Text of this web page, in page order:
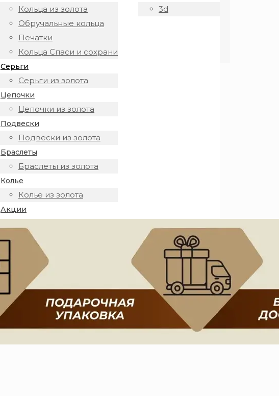
Кольца из золота
Обручальные кольца
Печатки
Кольца Спаси и сохрани
Серьги
Серьги из золота
Цепочки
Цепочки из золота
Подвески
Подвески из золота
Браслеты
Браслеты из золота
Колье
Колье из золота
Акции
3d